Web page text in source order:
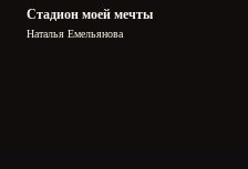
Стадион моей мечты
Наталья Емельянова